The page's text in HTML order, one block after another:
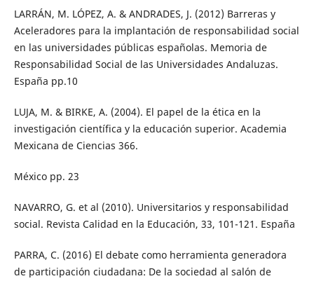
LARRÁN, M. LÓPEZ, A. & ANDRADES, J. (2012) Barreras y
Aceleradores para la implantación de responsabilidad social
en las universidades públicas españolas. Memoria de
Responsabilidad Social de las Universidades Andaluzas.
España pp.10
LUJA, M. & BIRKE, A. (2004). El papel de la ética en la
investigación científica y la educación superior. Academia
Mexicana de Ciencias 366.
México pp. 23
NAVARRO, G. et al (2010). Universitarios y responsabilidad
social. Revista Calidad en la Educación, 33, 101-121. España
PARRA, C. (2016) El debate como herramienta generadora
de participación ciudadana: De la sociedad al salón de